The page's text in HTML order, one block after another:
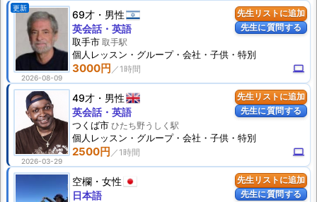
先生リストに追加
先生に質問する
更新
2026-08-09
69才 男性
3000円 computer
英会話・英語
取手市 取手駅
個人 レッスン ・グループ・会社・子供・特別
先生リストに追加
先生に質問する
2026-03-29
49才 男性
2500円 computer
英会話・英語
つくば市 ひたち野うしく駅
個人 レッスン ・グループ・会社・子供・特別
先生リストに追加
先生に質問する
空欄 女性
日本語